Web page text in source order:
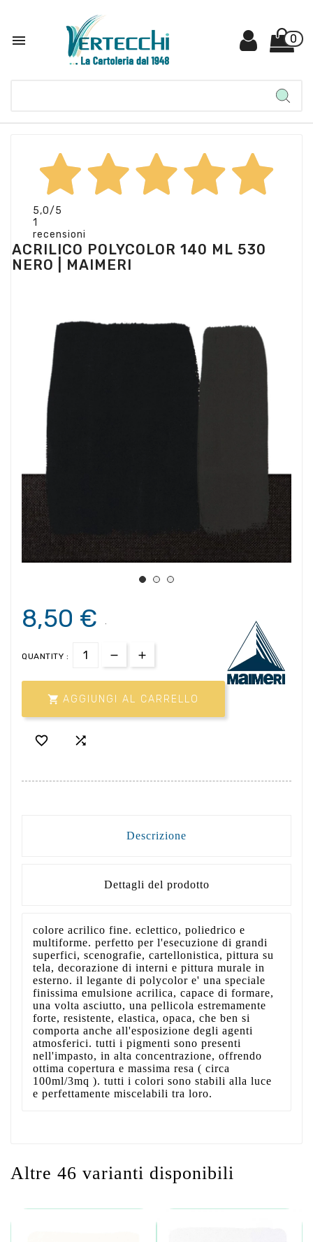
 0
5,0/5
1
recensioni
ACRILICO POLYCOLOR 140 ML 530
NERO | MAIMERI
8,50 € .
QUANTITY :
 AGGIUNGI AL CARRELLO
 
Descrizione
Dettagli del prodotto
colore acrilico fine. eclettico, poliedrico e
multiforme. perfetto per l'esecuzione di grandi
superfici, scenografie, cartellonistica, pittura su
tela, decorazione di interni e pittura murale in
esterno. il legante di polycolor e' una speciale
finissima emulsione acrilica, capace di formare,
una volta asciutto, una pellicola estremamente
forte, resistente, elastica, opaca, che ben si
comporta anche all'esposizione degli agenti
atmosferici. tutti i pigmenti sono presenti
nell'impasto, in alta concentrazione, offrendo
ottima copertura e massima resa ( circa
100ml/3mq ). tutti i colori sono stabili alla luce
e perfettamente miscelabili tra loro.
Altre 46 varianti disponibili